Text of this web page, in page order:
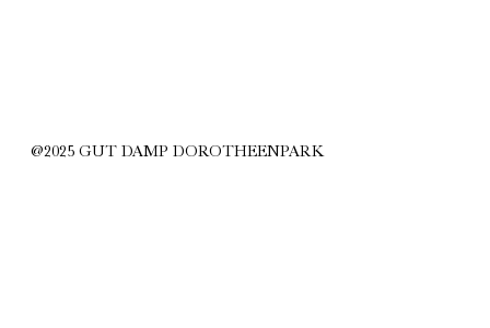
@2025 GUT DAMP DOROTHEENPARK